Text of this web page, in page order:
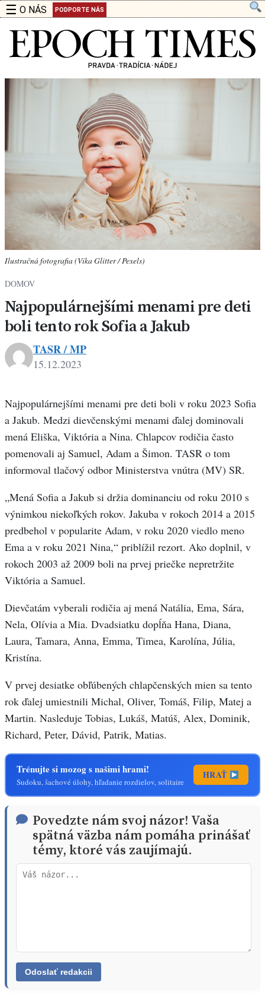
☰ O NÁS PODPORTE NÁS
Ilustračná fotografia (Vika Glitter / Pexels)
DOMOV
Najpopulárnejšími menami pre deti
boli tento rok Sofia a Jakub
TASR / MP
15.12.2023
Najpopulárnejšími menami pre deti boli v roku 2023 Sofia
a Jakub. Medzi dievčenskými menami ďalej dominovali
mená Eliška, Viktória a Nina. Chlapcov rodičia často
pomenovali aj Samuel, Adam a Šimon. TASR o tom
informoval tlačový odbor Ministerstva vnútra (MV) SR.
„Mená Sofia a Jakub si držia dominanciu od roku 2010 s
výnimkou niekoľkých rokov. Jakuba v rokoch 2014 a 2015
predbehol v popularite Adam, v roku 2020 viedlo meno
Ema a v roku 2021 Nina,“ priblížil rezort. Ako doplnil, v
rokoch 2003 až 2009 boli na prvej priečke nepretržite
Viktória a Samuel.
Dievčatám vyberali rodičia aj mená Natália, Ema, Sára,
Nela, Olívia a Mia. Dvadsiatku dopĺňa Hana, Diana,
Laura, Tamara, Anna, Emma, Timea, Karolína, Júlia,
Kristína.
V prvej desiatke obľúbených chlapčenských mien sa tento
rok ďalej umiestnili Michal, Oliver, Tomáš, Filip, Matej a
Martin. Nasleduje Tobias, Lukáš, Matúš, Alex, Dominik,
Richard, Peter, Dávid, Patrik, Matias.
Trénujte si mozog s našimi hrami!
Sudoku, šachové úlohy, hľadanie rozdielov, solitaire
HRAŤ
Povedzte nám svoj názor! Vaša
spätná väzba nám pomáha prinášať
témy, ktoré vás zaujímajú.